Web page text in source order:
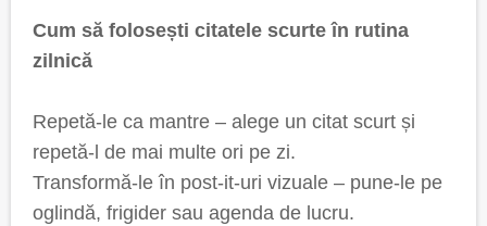
Cum să folosești citatele scurte în rutina
zilnică
Repetă-le ca mantre – alege un citat scurt și
repetă-l de mai multe ori pe zi.
Transformă-le în post-it-uri vizuale – pune-le pe
oglindă, frigider sau agenda de lucru.